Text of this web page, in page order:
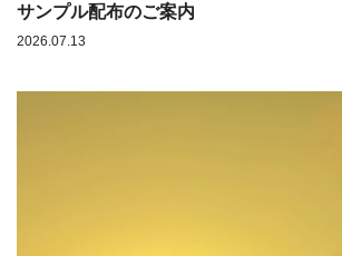
サンプル配布のご案内
2026.07.13